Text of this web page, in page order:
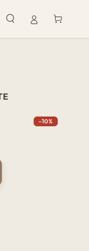
Carrinho
–10%